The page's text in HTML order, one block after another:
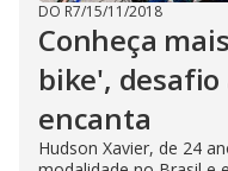
DO R7/15/11/2018
Conheça
bike',
encanta
Hudson Xavier, de 24